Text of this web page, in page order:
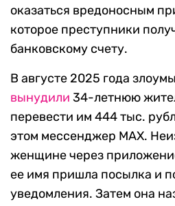
оказаться вредоносным
которое преступники
банковскому счету.
В августе 2025 года
вынудили 34-летнюю
перевести им 444 тыс.
этом мессенджер MAX.
женщине через
ее имя пришла посылка и
уведомления. Затем она